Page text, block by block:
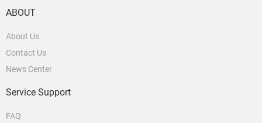
ABOUT
About Us
Contact Us
News Center
Service Support
FAQ